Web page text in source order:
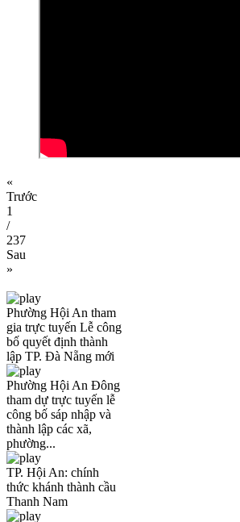
«
Trước
1
/
237
Sau
»
Phường Hội An tham
gia trực tuyến Lễ công
bố quyết định thành
lập TP. Đà Nẵng mới
Phường Hội An Đông
tham dự trực tuyến lễ
công bố sáp nhập và
thành lập các xã,
phường...
TP. Hội An: chính
thức khánh thành cầu
Thanh Nam